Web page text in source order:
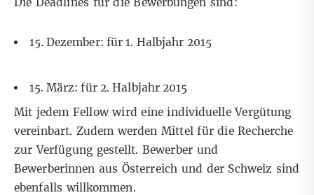
Die Deadlines für die Bewerbungen sind:
15. Dezember: für 1. Halbjahr 2015
15. März: für 2. Halbjahr 2015
Mit jedem Fellow wird eine individuelle Vergütung
vereinbart. Zudem werden Mittel für die Recherche
zur Verfügung gestellt. Bewerber und
Bewerberinnen aus Österreich und der Schweiz sind
ebenfalls willkommen.